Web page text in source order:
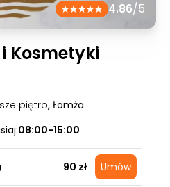
4.86/5
Kosmetyki
piętro, Łomża
08:00-15:00
90 zł Umów